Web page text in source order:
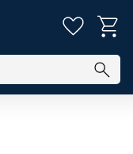
Favoriter